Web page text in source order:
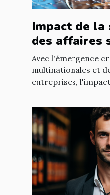
Impact de
des affaires
économique
Avec l'émergence
multinationales et
entreprises, l'impact